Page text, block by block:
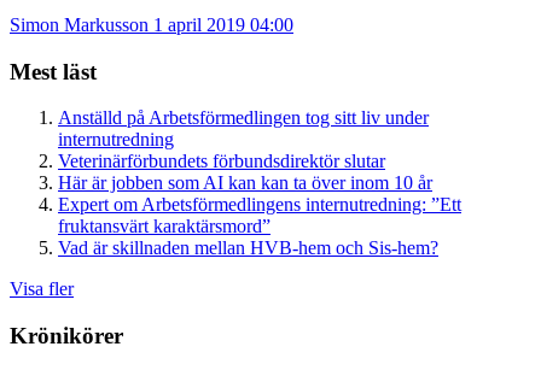
Simon Markusson 1 april 2019 04:00
Mest läst
Anställd på Arbetsförmedlingen tog sitt liv under
internutredning
Veterinärförbundets förbundsdirektör slutar
Här är jobben som AI kan kan ta över inom 10 år
Expert om Arbetsförmedlingens internutredning: ”Ett
fruktansvärt karaktärsmord”
Vad är skillnaden mellan HVB-hem och Sis-hem?
Visa fler
Krönikörer